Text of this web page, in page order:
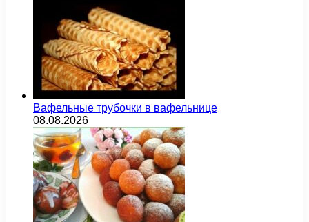
Вафельные трубочки в вафельнице
08.08.2026